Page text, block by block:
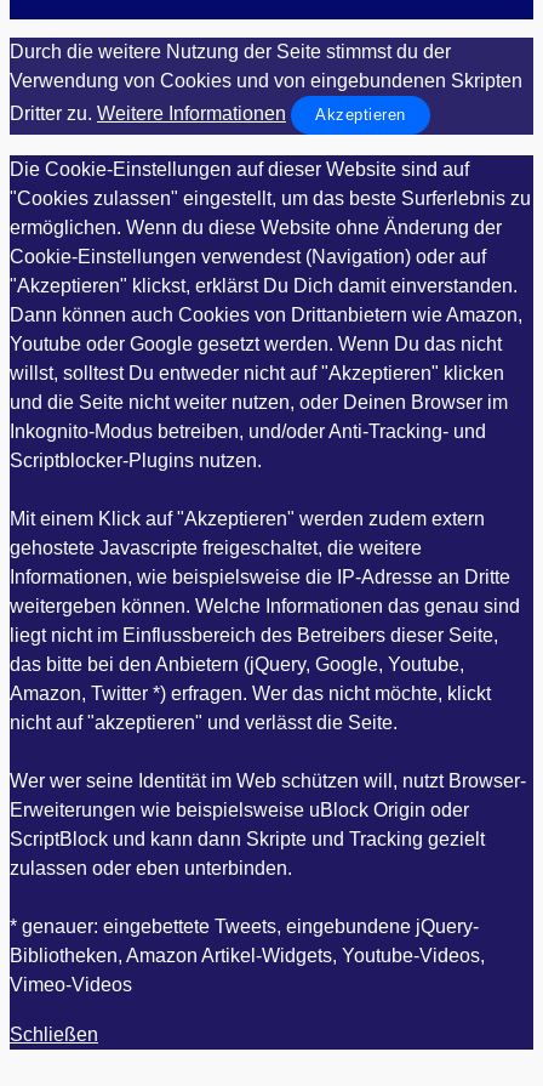
Durch die weitere Nutzung der Seite stimmst du der
Verwendung von Cookies und von eingebundenen Skripten
Dritter zu. Weitere Informationen Akzeptieren
Die Cookie-Einstellungen auf dieser Website sind auf
"Cookies zulassen" eingestellt, um das beste Surferlebnis zu
ermöglichen. Wenn du diese Website ohne Änderung der
Cookie-Einstellungen verwendest (Navigation) oder auf
"Akzeptieren" klickst, erklärst Du Dich damit einverstanden.
Dann können auch Cookies von Drittanbietern wie Amazon,
Youtube oder Google gesetzt werden. Wenn Du das nicht
willst, solltest Du entweder nicht auf "Akzeptieren" klicken
und die Seite nicht weiter nutzen, oder Deinen Browser im
Inkognito-Modus betreiben, und/oder Anti-Tracking- und
Scriptblocker-Plugins nutzen.
Mit einem Klick auf "Akzeptieren" werden zudem extern
gehostete Javascripte freigeschaltet, die weitere
Informationen, wie beispielsweise die IP-Adresse an Dritte
weitergeben können. Welche Informationen das genau sind
liegt nicht im Einflussbereich des Betreibers dieser Seite,
das bitte bei den Anbietern (jQuery, Google, Youtube,
Amazon, Twitter *) erfragen. Wer das nicht möchte, klickt
nicht auf "akzeptieren" und verlässt die Seite.
Wer wer seine Identität im Web schützen will, nutzt Browser-
Erweiterungen wie beispielsweise uBlock Origin oder
ScriptBlock und kann dann Skripte und Tracking gezielt
zulassen oder eben unterbinden.
* genauer: eingebettete Tweets, eingebundene jQuery-
Bibliotheken, Amazon Artikel-Widgets, Youtube-Videos,
Vimeo-Videos
Schließen